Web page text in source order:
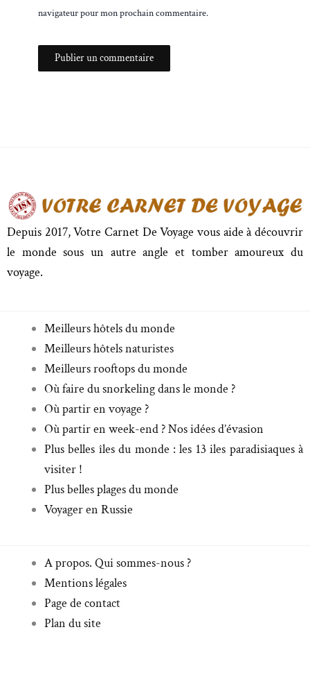
navigateur pour mon prochain commentaire.
Depuis 2017, Votre Carnet De Voyage vous aide à découvrir
le monde sous un autre angle et tomber amoureux du
voyage.
Meilleurs hôtels du monde
Meilleurs hôtels naturistes
Meilleurs rooftops du monde
Où faire du snorkeling dans le monde ?
Où partir en voyage ?
Où partir en week-end ? Nos idées d’évasion
Plus belles îles du monde : les 13 iles paradisiaques à
visiter !
Plus belles plages du monde
Voyager en Russie
A propos. Qui sommes-nous ?
Mentions légales
Page de contact
Plan du site